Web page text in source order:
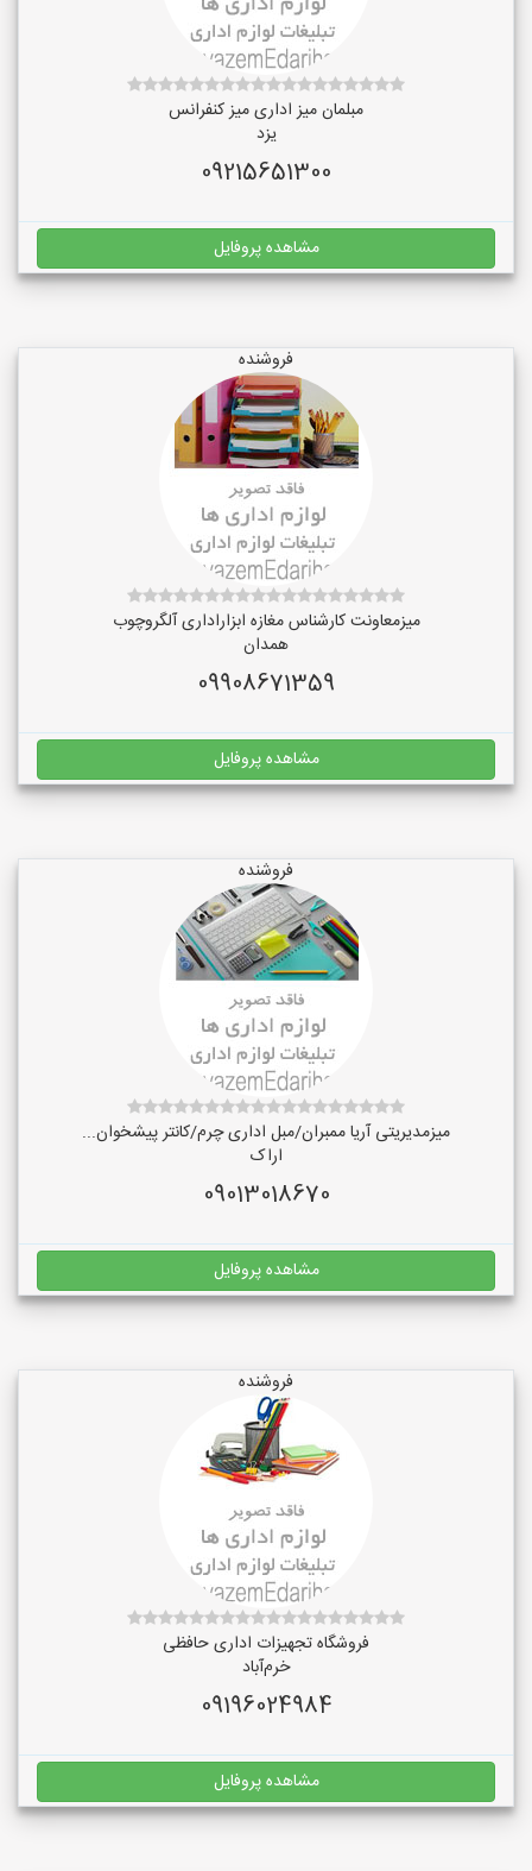
مبلمان میز اداری میز کنفرانس
یزد
09215651300
مشاهده پروفایل
فروشنده
میزمعاونت کارشناس مغازه ابزاراداری آلگروچوب
همدان
09908671359
مشاهده پروفایل
فروشنده
میزمدیریتی آریا ممبران/مبل اداری چرم/کانتر پیشخوان...
اراک
09013018670
مشاهده پروفایل
فروشنده
فروشگاه تجهیزات اداری حافظی
خرم‌آباد
09196024984
مشاهده پروفایل